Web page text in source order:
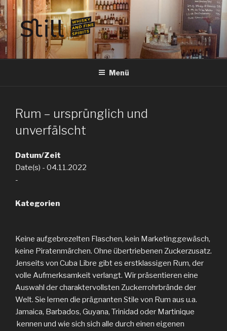
Zum
Inhalt
springen
STILL SPIRITS HILDESHEIM
Whisky, Rum, Gin, Cognac, Tequila und Tastings in Hildesheim
Menü
Rum – ursprünglich und
unverfälscht
Datum/Zeit
Date(s) - 04.11.2022
-
Kategorien
Keine aufgebrezelten Flaschen, kein Marketinggewäsch,
keine Piratenmärchen. Ohne übertriebenen Zuckerzusatz.
Jenseits von Cuba Libre gibt es erstklassigen Rum, der
volle Aufmerksamkeit verlangt. Wir präsentieren eine
Auswahl der charaktervollsten Zuckerrohrbrände der
Welt. Sie lernen die prägnanten Stile von Rum aus u.a.
Jamaica, Barbados, Guyana, Trinidad oder Martinique
kennen und wie sich sich alle durch einen eigenen